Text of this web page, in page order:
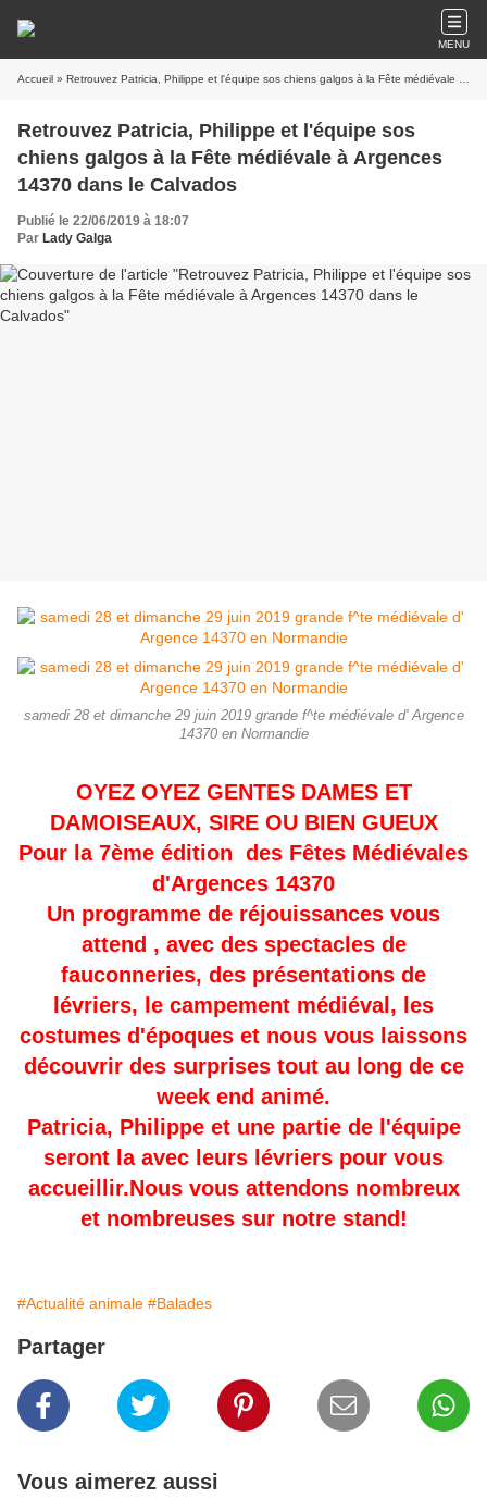
MENU
Accueil » Retrouvez Patricia, Philippe et l'équipe sos chiens galgos à la Fête médiévale à Argences 14370 dans le Calvados
Retrouvez Patricia, Philippe et l'équipe sos
chiens galgos à la Fête médiévale à Argences
14370 dans le Calvados
Publié le 22/06/2019 à 18:07
Par Lady Galga
samedi 28 et dimanche 29 juin 2019 grande f^te médiévale d' Argence
14370 en Normandie
OYEZ OYEZ GENTES DAMES ET
DAMOISEAUX, SIRE OU BIEN GUEUX
Pour la 7ème édition des Fêtes Médiévales
d'Argences 14370
Un programme de réjouissances vous
attend , avec des spectacles de
fauconneries, des présentations de
lévriers, le campement médiéval, les
costumes d'époques et nous vous laissons
découvrir des surprises tout au long de ce
week end animé.
Patricia, Philippe et une partie de l'équipe
seront la avec leurs lévriers pour vous
accueillir.Nous vous attendons nombreux
et nombreuses sur notre stand!
#Actualité animale #Balades
Partager
Vous aimerez aussi